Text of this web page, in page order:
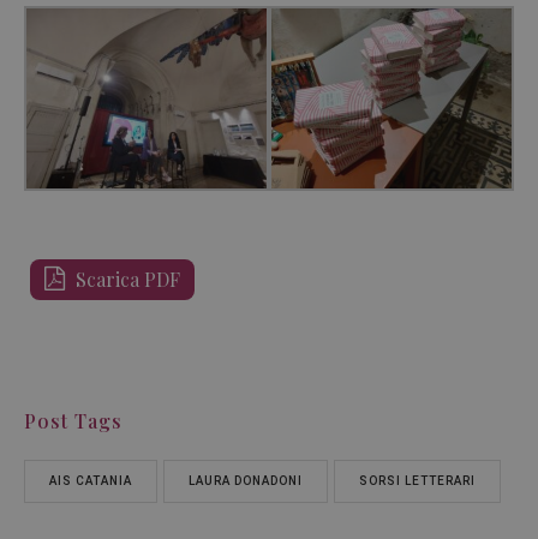
Scarica PDF
Post Tags
AIS CATANIA LAURA DONADONI SORSI LETTERARI